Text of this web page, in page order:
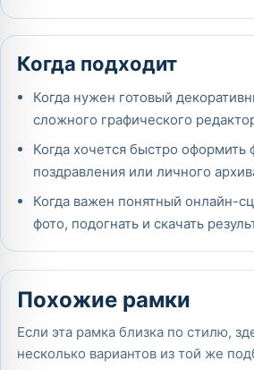
Когда подходит
Когда нужен готовый
сложного графического
Когда хочется быстро оформить
поздравления или личного
Когда важен понятный онлайн-
фото, подогнать и скачать
Похожие рамки
Если эта рамка близка по стилю,
несколько вариантов из той же